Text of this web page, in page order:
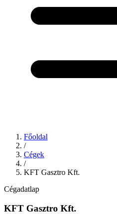
Főoldal
/
Cégek
/
KFT Gasztro Kft.
Cégadatlap
KFT Gasztro Kft.